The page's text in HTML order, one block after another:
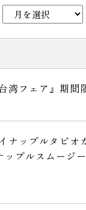
湾フェア』期間
ップルタピオ
ップルスムージ